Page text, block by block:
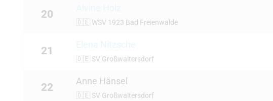
20
🇩🇪 WSV 1923 Bad Freienwalde
21
Elena Nitzsche
🇩🇪 SV Großwaltersdorf
22
Anne Hänsel
🇩🇪 SV Großwaltersdorf